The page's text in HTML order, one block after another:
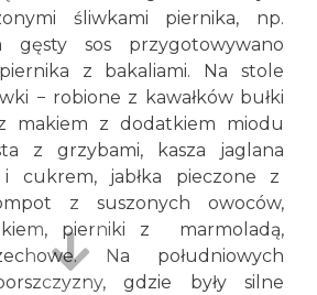
śliwkami piernika, np.
gęsty sos przygotowywano
z bakaliami. Na stole
− robione z kawałków bułki
makiem z dodatkiem miodu
z grzybami, kasza jaglana
cukrem, jabłka pieczone z
z suszonych owoców,
pierniki z marmoladą,
Na południowych
gdzie były silne